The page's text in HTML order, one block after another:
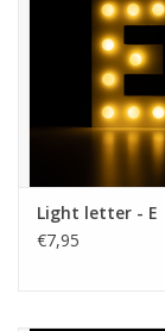
Light letter - E
€7,95